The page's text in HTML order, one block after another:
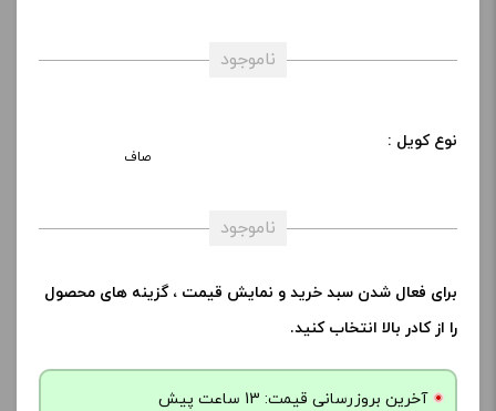
ناموجود
نوع کویل :
صاف
ناموجود
برای فعال شدن سبد خرید و نمایش قیمت ، گزینه های محصول
را از کادر بالا انتخاب کنید.
آخرین بروزرسانی قیمت: 13 ساعت پیش